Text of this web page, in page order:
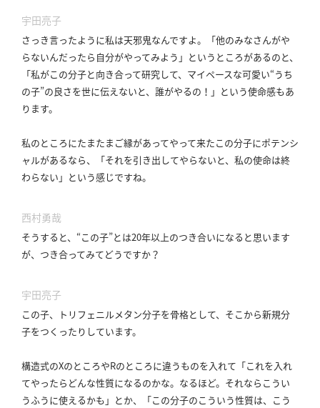
宇田亮子
さっき言ったように私は天邪鬼なんですよ。
「他のみなさんがや
らないんだったら自分がやってみよう」というところがあるのと、
「私がこの分子と向き合って研究して、マイペースな可愛い“うち
の子”の良さを世に伝えないと、誰がやるの！」という使命感もあ
ります。
私のところにたまたまご縁があってやって来たこの分子にポテンシ
ャルがあるなら、「それを引き出してやらないと、私の使命は終
わらない」という感じですね。
西村勇哉
そうすると、“この子”とは20年以上のつき合いになると思います
が、つき合ってみてどうですか？
宇田亮子
この子、トリフェニルメタン分子を骨格として、そこから新規分
子をつくったりしています。
構造式のXのところやRのところに違うものを入れて「これを入れ
てやったらどんな性質になるのかな。 なるほど。 それならこうい
うふうに使えるかも」とか、「この分子のこういう性質は、こう